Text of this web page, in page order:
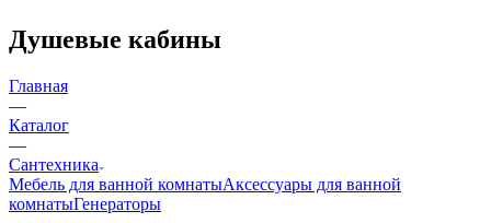
Душевые кабины
Главная
—
Каталог
—
Сантехника
Мебель для ванной комнатыАксессуары для ванной
комнатыГенераторы